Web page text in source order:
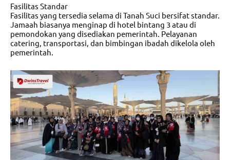
Fasilitas Standar
Fasilitas yang tersedia selama di Tanah Suci bersifat standar.
Jamaah biasanya menginap di hotel bintang 3 atau di
pemondokan yang disediakan pemerintah. Pelayanan
catering, transportasi, dan bimbingan ibadah dikelola oleh
pemerintah.